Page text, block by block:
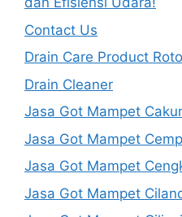
Contact Us
Drain Care Product
Drain Cleaner
Jasa Got Mampet
Jasa Got Mampet
Jasa Got Mampet
Jasa Got Mampet